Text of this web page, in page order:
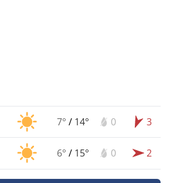
7° / 14° 0 3
6° / 15° 0 2